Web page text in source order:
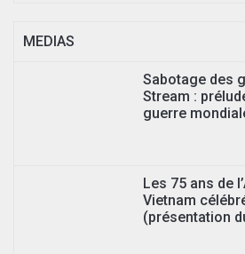
MEDIAS
Sabotage des
Stream :
guerre
Les 75 ans de
Vietnam
(présentation